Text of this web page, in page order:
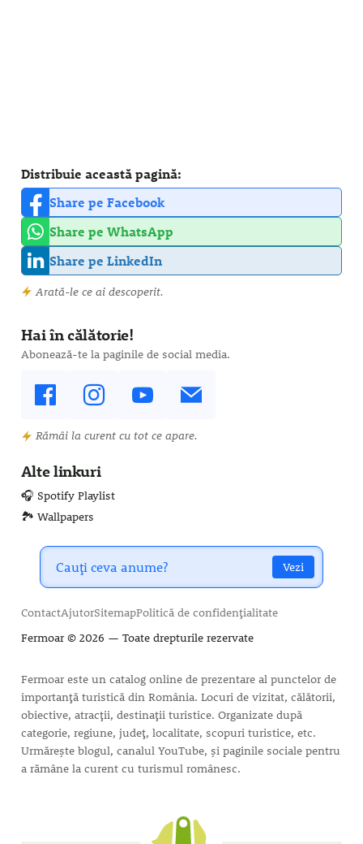
Distribuie această pagină:
Share pe Facebook
Share pe WhatsApp
Share pe LinkedIn
Arată-le ce ai descoperit.
Hai în călătorie!
Abonează-te la paginile de social media.
Rămâi la curent cu tot ce apare.
Alte linkuri
🎧 Spotify Playlist
🏞️ Wallpapers
Vezi
ContactAjutorSitemapPolitică de confidențialitate
Fermoar© 2026 — Toate drepturile rezervate
Fermoar este un catalog online de prezentare al punctelor de
importanță turistică din România. Locuri de vizitat, călătorii,
obiective, atracții, destinații turistice. Organizate după
categorie, regiune, județ, localitate, scopuri turistice, etc.
Urmărește blogul, canalul YouTube, și paginile sociale pentru
a rămâne la curent cu turismul românesc.